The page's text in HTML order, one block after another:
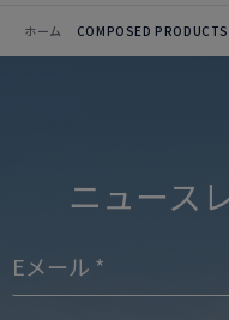
ホーム COMPOSED PRODUCTS
ニュース